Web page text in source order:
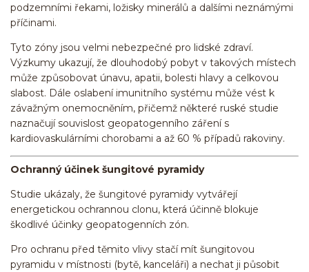
podzemními řekami, ložisky minerálů a dalšími neznámými
příčinami.
Tyto zóny jsou velmi nebezpečné pro lidské zdraví.
Výzkumy ukazují, že dlouhodobý pobyt v takových místech
může způsobovat únavu, apatii, bolesti hlavy a celkovou
slabost. Dále oslabení imunitního systému může vést k
závažným onemocněním, přičemž některé ruské studie
naznačují souvislost geopatogenního záření s
kardiovaskulárními chorobami a až 60 % případů rakoviny.
Ochranný účinek šungitové pyramidy
Studie ukázaly, že šungitové pyramidy vytvářejí
energetickou ochrannou clonu, která účinně blokuje
škodlivé účinky geopatogenních zón.
Pro ochranu před těmito vlivy stačí mít šungitovou
pyramidu v místnosti (bytě, kanceláři) a nechat ji působit